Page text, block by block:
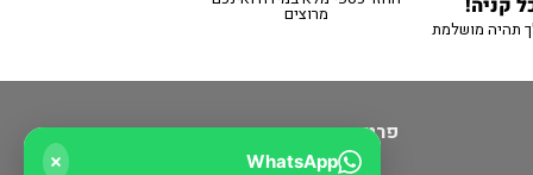
קניה!
תהיה מושלמת
מרוצים
פרטי יצירת קשר
WhatsApp